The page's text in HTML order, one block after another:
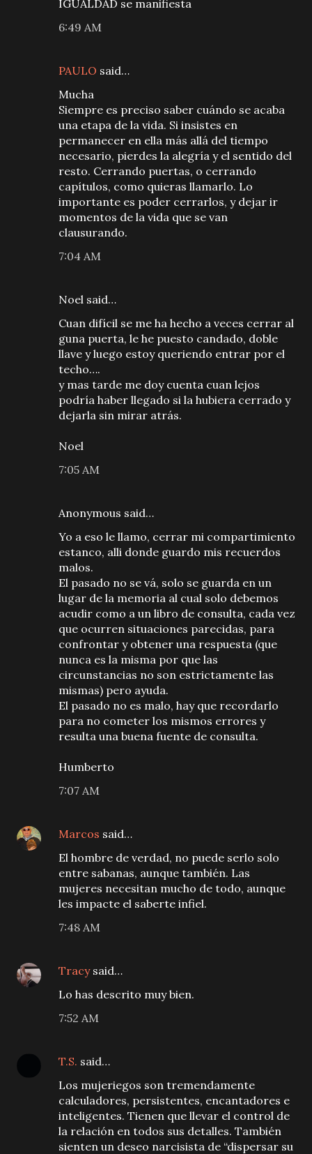
IGUALDAD se manifiesta
6:49 AM
PAULO said…
Mucha
Siempre es preciso saber cuándo se acaba
una etapa de la vida. Si insistes en
permanecer en ella más allá del tiempo
necesario, pierdes la alegría y el sentido del
resto. Cerrando puertas, o cerrando
capítulos, como quieras llamarlo. Lo
importante es poder cerrarlos, y dejar ir
momentos de la vida que se van
clausurando.
7:04 AM
Noel said…
Cuan difícil se me ha hecho a veces cerrar al
guna puerta, le he puesto candado, doble
llave y luego estoy queriendo entrar por el
techo….
y mas tarde me doy cuenta cuan lejos
podría haber llegado si la hubiera cerrado y
dejarla sin mirar atrás.
Noel
7:05 AM
Anonymous said…
Yo a eso le llamo, cerrar mi compartimiento
estanco, alli donde guardo mis recuerdos
malos.
El pasado no se vá, solo se guarda en un
lugar de la memoria al cual solo debemos
acudir como a un libro de consulta, cada vez
que ocurren situaciones parecidas, para
confrontar y obtener una respuesta (que
nunca es la misma por que las
circunstancias no son estrictamente las
mismas) pero ayuda.
El pasado no es malo, hay que recordarlo
para no cometer los mismos errores y
resulta una buena fuente de consulta.
Humberto
7:07 AM
Marcos said…
El hombre de verdad, no puede serlo solo
entre sabanas, aunque también. Las
mujeres necesitan mucho de todo, aunque
les impacte el saberte infiel.
7:48 AM
Tracysaid…
Lo has descrito muy bien.
7:52 AM
T.S. said…
Los mujeriegos son tremendamente
calculadores, persistentes, encantadores e
inteligentes. Tienen que llevar el control de
la relación en todos sus detalles. También
sienten un deseo narcisista de “dispersar su